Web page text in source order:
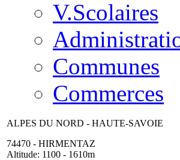
V.Scolaires
Communes
Commerces
ALPES DU NORD - HAUTE-SAVOIE
74470 - HIRMENTAZ
Altitude: 1100 - 1610m